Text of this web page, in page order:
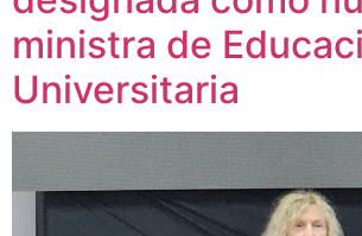
ministra de
Universitaria